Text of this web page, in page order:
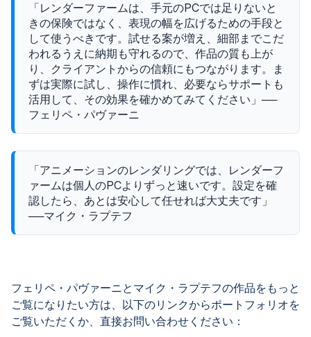
「レンダーファームは、手元のPCでは足りないと
きの保険ではなく、表現の幅を広げるための手段と
して使うべきです。試せる案が増え、細部までこだ
われるうえに納期も守れるので、作品の質も上が
り、クライアントからの信頼にもつながります。ま
ずは実際に試し、操作に慣れ、必要ならサポートも
活用して、その効果を確かめてみてください」──
フェリペ・パヴァーニ
「アニメーションのレンダリングでは、レンダーフ
ァームは個人のPCよりずっと速いです。設定を確
認したら、あとは安心して任せれば大丈夫です」
──マイク・ラプテフ
フェリペ・パヴァーニとマイク・ラプテフの作品をもっと
ご覧になりたい方は、以下のリンクからポートフォリオを
ご覧いただくか、直接お問い合わせください：